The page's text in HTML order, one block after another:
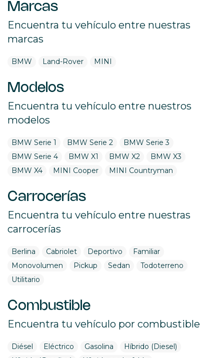
Marcas
Encuentra tu vehículo entre nuestras
marcas
BMW Land-Rover MINI
Modelos
Encuentra tu vehículo entre nuestros
modelos
BMW Serie 1 BMW Serie 2
BMW Serie 3
BMW Serie 4
BMW X1 BMW X2
BMW X3
BMW X4
MINI Cooper MINI Countryman
Carrocerías
Encuentra tu vehículo entre nuestras
carrocerías
Berlina Cabriolet Deportivo
Familiar
Monovolumen
Pickup Sedan
Todoterreno
Utilitario
Combustible
Encuentra tu vehículo por combustible
Diésel Eléctrico Gasolina
Híbrido (Diesel)